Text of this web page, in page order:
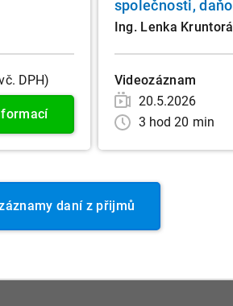
DPH)
společnosti,
Ing. Lenka
Videozáznam
20.5.2026
3 hod 20 min
daní z přijmů